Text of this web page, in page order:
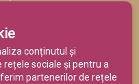
conținutul și
sociale și pentru a
partenerilor de rețele